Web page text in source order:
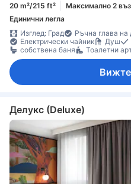
20 m²/215 ft² Максимално 2
Единични легла
Изглед: Град
Ръчна глава
Електрически чайник
Душ
собствена баня
Тоалетни
Делукс (Deluxe)